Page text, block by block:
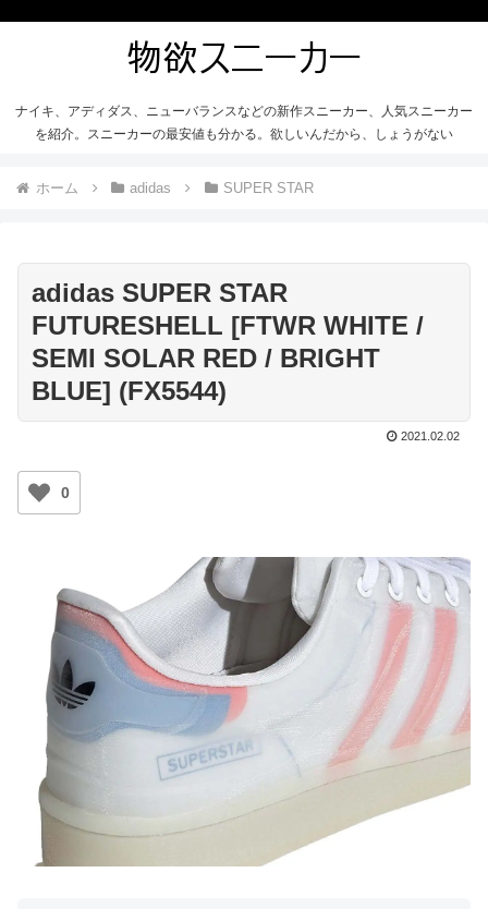
ナイキ、アディダス、ニューバランスなどの新作スニーカー、人気スニーカー
を紹介。スニーカーの最安値も分かる。欲しいんだから、しょうがない
ホーム adidas SUPER STAR
adidas SUPER STAR
FUTURESHELL [FTWR WHITE /
SEMI SOLAR RED / BRIGHT
BLUE] (FX5544)
2021.02.02
0